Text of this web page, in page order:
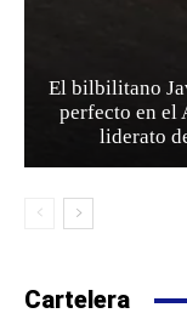
El bilbilitano
perfecto en el
liderato
Cartelera